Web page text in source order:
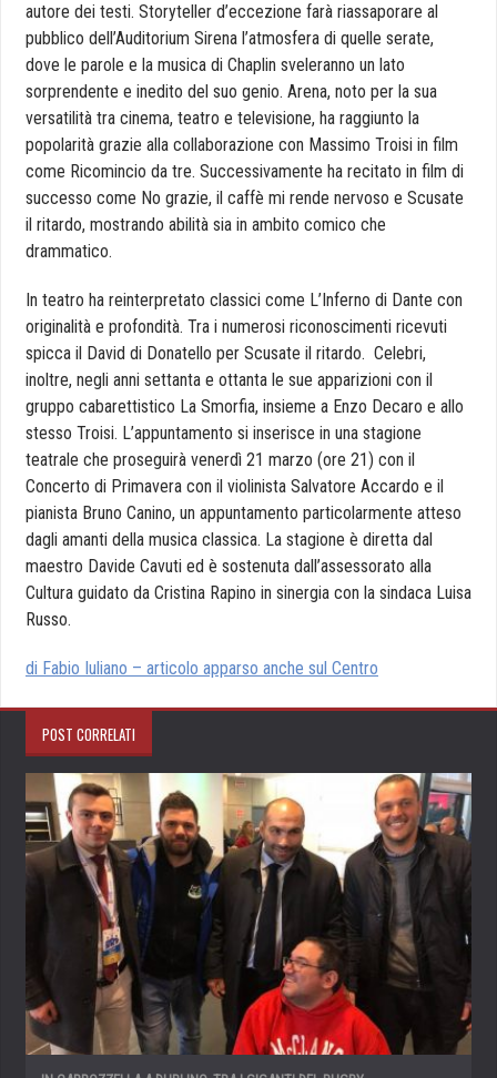
autore dei testi. Storyteller d’eccezione farà riassaporare al
pubblico dell’Auditorium Sirena l’atmosfera di quelle serate,
dove le parole e la musica di Chaplin sveleranno un lato
sorprendente e inedito del suo genio. Arena, noto per la sua
versatilità tra cinema, teatro e televisione, ha raggiunto la
popolarità grazie alla collaborazione con Massimo Troisi in film
come Ricomincio da tre. Successivamente ha recitato in film di
successo come No grazie, il caffè mi rende nervoso e Scusate
il ritardo, mostrando abilità sia in ambito comico che
drammatico.
In teatro ha reinterpretato classici come L’Inferno di Dante con
originalità e profondità. Tra i numerosi riconoscimenti ricevuti
spicca il David di Donatello per Scusate il ritardo. Celebri,
inoltre, negli anni settanta e ottanta le sue apparizioni con il
gruppo cabarettistico La Smorfia, insieme a Enzo Decaro e allo
stesso Troisi. L’appuntamento si inserisce in una stagione
teatrale che proseguirà venerdì 21 marzo (ore 21) con il
Concerto di Primavera con il violinista Salvatore Accardo e il
pianista Bruno Canino, un appuntamento particolarmente atteso
dagli amanti della musica classica. La stagione è diretta dal
maestro Davide Cavuti ed è sostenuta dall’assessorato alla
Cultura guidato da Cristina Rapino in sinergia con la sindaca Luisa
Russo.
di Fabio Iuliano – articolo apparso anche sul Centro
POST CORRELATI